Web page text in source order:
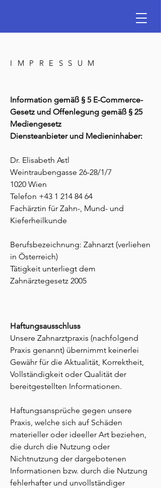
IMPRESSUM
Information gemäß § 5 E-Commerce-
Gesetz und Offenlegung gemäß § 25
Mediengesetz
Diensteanbieter und Medieninhaber:
Dr. Elisabeth Astl
Weintraubengasse 26-28/1/7
1020 Wien
Telefon +43 1 214 84 64
Fachärztin für Zahn-, Mund- und
Kieferheilkunde
Berufsbezeichnung: Zahnarzt (verliehen
in Österreich)
Tätigkeit unterliegt dem
Zahnärztegesetz 2005
Haftungsausschluss
Unsere Zahnarztpraxis (nachfolgend
Praxis genannt) übernimmt keinerlei
Gewähr für die Aktualität, Korrektheit,
Vollständigkeit oder Qualität der
bereitgestellten Informationen.
Haftungsansprüche gegen unsere
Praxis, welche sich auf Schäden
materieller oder ideeller Art beziehen,
die durch die Nutzung oder
Nichtnutzung der dargebotenen
Informationen bzw. durch die Nutzung
fehlerhafter und unvollständiger